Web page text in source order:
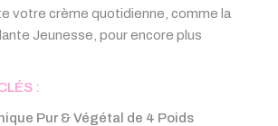
votre crème quotidienne, comme la
Jeunesse, pour encore plus
:
Pur & Végétal de 4 Poids